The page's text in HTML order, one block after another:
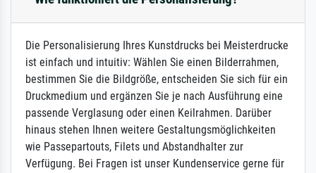
Die Personalisierung Ihres Kunstdrucks bei Meisterdrucke
ist einfach und intuitiv: Wählen Sie einen Bilderrahmen,
bestimmen Sie die Bildgröße, entscheiden Sie sich für ein
Druckmedium und ergänzen Sie je nach Ausführung eine
passende Verglasung oder einen Keilrahmen. Darüber
hinaus stehen Ihnen weitere Gestaltungsmöglichkeiten
wie Passepartouts, Filets und Abstandhalter zur
Verfügung. Bei Fragen ist unser Kundenservice gerne für